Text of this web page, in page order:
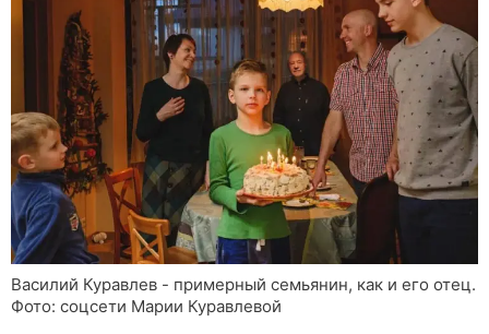
Василий Куравлев - примерный семьянин, как и его отец.
Фото: соцсети Марии Куравлевой